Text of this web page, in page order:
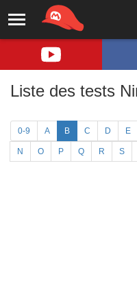
Liste des tests
0-9 A B C D E
N O P Q R S